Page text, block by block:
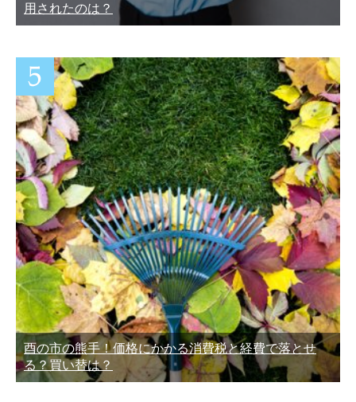
用されたのは？
酉の市の熊手！価格にかかる消費税と経費で落とせ
る？買い替は？